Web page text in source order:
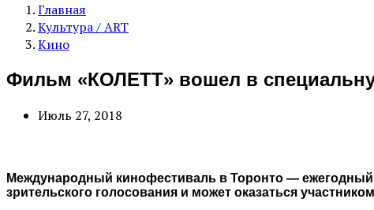
Главная
Культура / ART
Кино
Фильм «КОЛЕТТ» вошел в
Июль 27, 2018
Международный кинофестиваль в Торонто — ежегодный
зрительского голосования и может оказаться